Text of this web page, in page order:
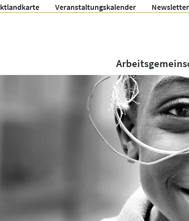
Veranstaltungskalender Newsletter